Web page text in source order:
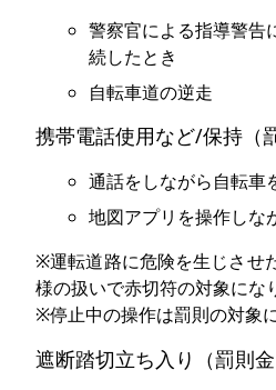
警察官による指導警告
続したとき
自転車道の逆走
携帯電話使用など/保持（
通話をしながら自転車
地図アプリを操作しな
※運転道路に危険を生じさせ
様の扱いで赤切符の対象にな
※停止中の操作は罰則の対象
遮断踏切立ち入り（罰則金